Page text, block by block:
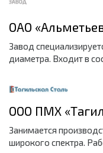
ОАО
Завод
диаметра. Входит в
ООО ПМХ
Занимается
ширoкoгo cпектра.